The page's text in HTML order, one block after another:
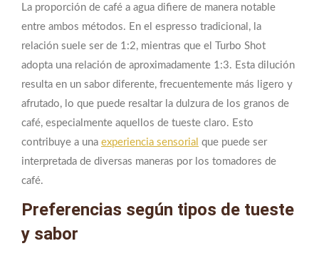
La proporción de café a agua difiere de manera notable
entre ambos métodos. En el espresso tradicional, la
relación suele ser de 1:2, mientras que el Turbo Shot
adopta una relación de aproximadamente 1:3. Esta dilución
resulta en un sabor diferente, frecuentemente más ligero y
afrutado, lo que puede resaltar la dulzura de los granos de
café, especialmente aquellos de tueste claro. Esto
contribuye a una experiencia sensorial que puede ser
interpretada de diversas maneras por los tomadores de
café.
Preferencias según tipos de tueste
y sabor